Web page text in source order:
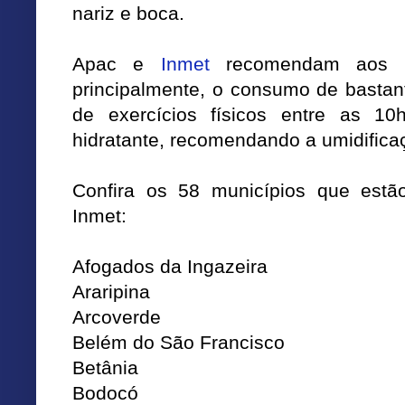
nariz e boca.
Apac e Inmetrecomendam aos
principalmente, o consumo de
de exercícios físicos entre as
hidratante, recomendando a
Confira os 58 municípios que
Inmet:
Afogados da Ingazeira
Araripina
Arcoverde
Belém do São Francisco
Betânia
Bodocó